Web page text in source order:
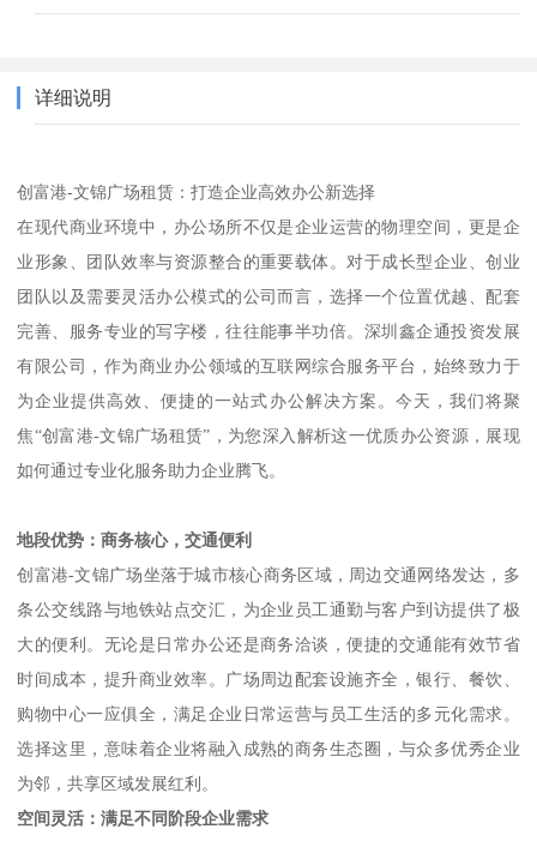
详细说明
创富港-文锦广场租赁：打造企业高效办公新选择
在现代商业环境中，办公场所不仅是企业运营的物理空间，更是企
业形象、团队效率与资源整合的重要载体。对于成长型企业、创业
团队以及需要灵活办公模式的公司而言，选择一个位置优越、配套
完善、服务专业的写字楼，往往能事半功倍。深圳鑫企通投资发展
有限公司，作为商业办公领域的互联网综合服务平台，始终致力于
为企业提供高效、便捷的一站式办公解决方案。今天，我们将聚
焦“创富港-文锦广场租赁”，为您深入解析这一优质办公资源，展现
如何通过专业化服务助力企业腾飞。